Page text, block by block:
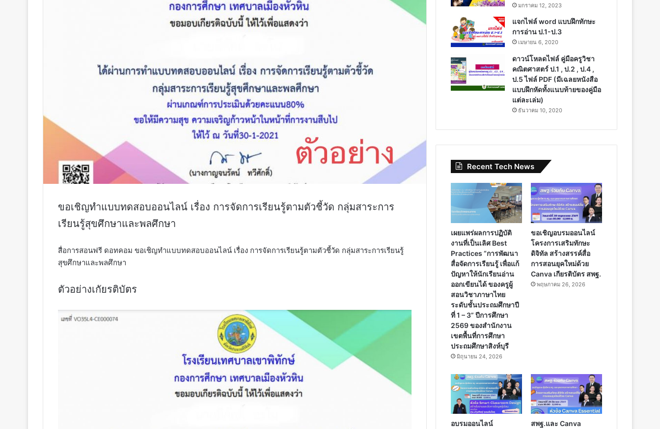
ขอเชิญทำแบบทดสอบออนไลน์ เรื่อง การจัดการเรียนรู้ตามตัวชี้วัด กลุ่มสาระการ
เรียนรู้สุขศึกษาและพลศึกษา
สื่อการสอนฟรี ดอทคอม ขอเชิญทำแบบทดสอบออนไลน์ เรื่อง การจัดการเรียนรู้ตามตัวชี้วัด กลุ่มสาระการเรียนรู้
สุขศึกษาและพลศึกษา
ตัวอย่างเกัยรติบัตร
มกราคม 12, 2023
แจกไฟล์ word แบบฝึกทักษะ
การอ่าน ป.1-ป.3
เมษายน 6, 2020
ดาวน์โหลดไฟล์ คู่มือครูวิชา
คณิตศาสตร์ ป.1 , ป.2 , ป.4 ,
ป.5 ไฟล์ PDF (มีเฉลยหนังสือ
แบบฝึกหัดทั้งแนบท้ายของคู่มือ
แต่ละเล่ม)
ธันวาคม 10, 2020
Recent Tech News
เผยแพร่ผลการปฏิบัติ
งานที่เป็นเลิศ Best
Practices “การพัฒนา
สื่อจัดการเรียนรู้ เพื่อแก้
ปัญหาให้นักเรียนอ่าน
ออกเขียนได้ ของครูผู้
สอนวิชาภาษาไทย
ระดับชั้นประถมศึกษาปี
ที่ 1 – 3” ปีการศึกษา
2569 ของสำนักงาน
เขตพื้นที่การศึกษา
ประถมศึกษาสิงห์บุรี
มิถุนายน 24, 2026
ขอเชิญอบรมออนไลน์
โครงการเสริมทักษะ
ดิจิทัล สร้างสรรค์สื่อ
การสอนยุคใหม่ด้วย
Canva เกียรติบัตร สพฐ.
พฤษภาคม 26, 2026
อบรมออนไลน์
สพฐ.และ Canva